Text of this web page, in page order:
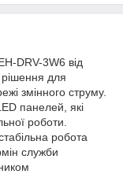
DRV-3W6 від
для
змінного струму.
панелей, які
роботи.
робота
служби